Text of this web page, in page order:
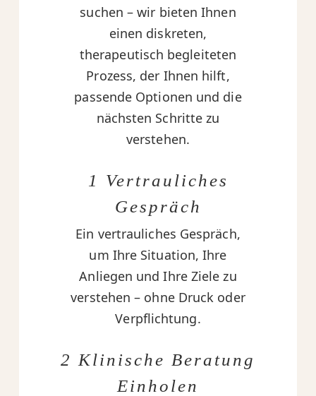
suchen – wir bieten Ihnen
einen diskreten,
therapeutisch begleiteten
Prozess, der Ihnen hilft,
passende Optionen und die
nächsten Schritte zu
verstehen.
1 Vertrauliches
Gespräch
Ein vertrauliches Gespräch,
um Ihre Situation, Ihre
Anliegen und Ihre Ziele zu
verstehen – ohne Druck oder
Verpflichtung.
2 Klinische Beratung
Einholen